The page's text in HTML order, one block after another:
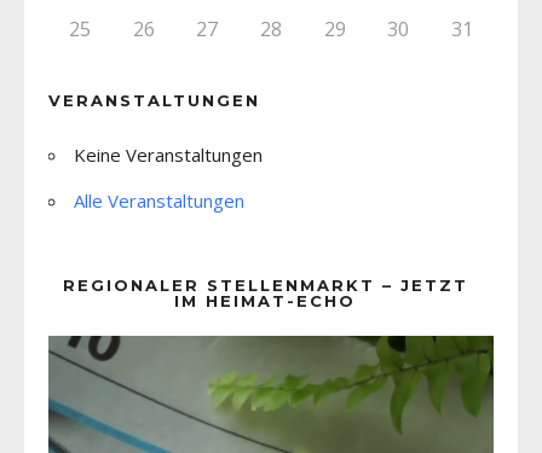
25 26 27 28 29 30 31
VERANSTALTUNGEN
Keine Veranstaltungen
Alle Veranstaltungen
REGIONALER STELLENMARKT – JETZT
IM HEIMAT-ECHO
Player